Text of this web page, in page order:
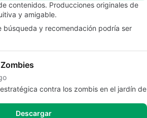
contenidos. Producciones originales de
y amigable.
búsqueda y recomendación podría ser
contra los zombis en el jardín de
Descargar